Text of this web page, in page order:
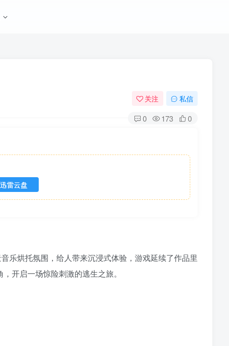
关注 私信
0 173 0
迅雷云盘
乐烘托氛围，给人带来沉浸式体验，游戏延续了作品里
开启一场惊险刺激的逃生之旅。